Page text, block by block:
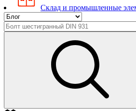
Склад и промышленные